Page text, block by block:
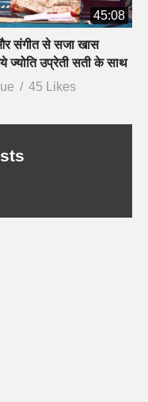
45:08
संगीत से सजा खास
ज्योति उप्रेती सती के साथ
45 Likes